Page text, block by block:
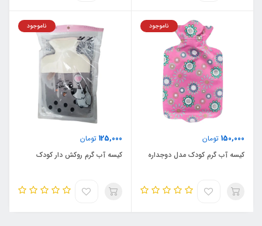
150,000 تومان
ناموجود
کیسه آب گرم کودک مدل دوجداره
125,000 تومان
ناموجود
کیسه آب گرم روکش دار کودک